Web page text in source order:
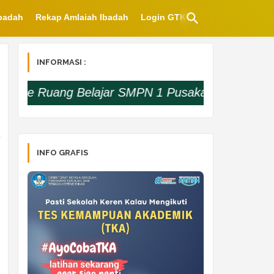
Rekap Amlaiah Ibadah Login GTK
INFORMASI :
Belajar SMPN 1 Pusakanagara |
INFO GRAFIS